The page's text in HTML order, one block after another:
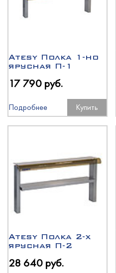
Atesy Полка 1-но
ярусная П-1
17 790 руб.
Подробнее Купить
Atesy Полка 2-х
ярусная П-2
28 640 руб.